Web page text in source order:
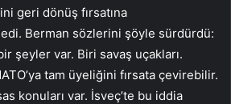
geri dönüş fırsatına
Berman sözlerini şöyle sürdürdü:
şeyler var. Biri savaş uçakları.
tam üyeliğini fırsata çevirebilir.
konuları var. İsveç’te bu iddia